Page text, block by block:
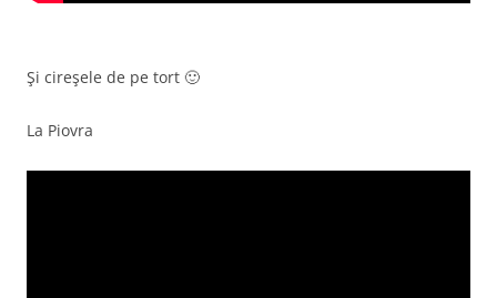
Şi cireşele de pe tort 🙂
La Piovra